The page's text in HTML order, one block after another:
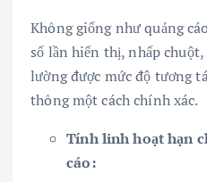
Không giống như quảng
số lần hiển thị, nhấp
lường được mức độ tương
thông một cách chính xác.
Tính linh hoạt hạn
cáo: